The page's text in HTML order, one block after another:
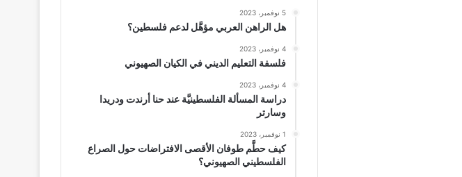
5 نوفمبر، 2023
هل الراهن العربي مؤهَّل لدعم فلسطين؟
4 نوفمبر، 2023
فلسفة التعليم الديني في الكيان الصهيوني
4 نوفمبر، 2023
دراسة المسألة الفلسطينيَّة عند حنا أرندت ودريدا
وسارتر
1 نوفمبر، 2023
كيف حطَّم طوفان الأقصى الافتراضات حول الصراع
الفلسطيني الصهيوني؟